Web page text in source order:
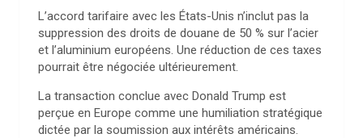
L’accord tarifaire avec les États-Unis n’inclut pas la
suppression des droits de douane de 50 % sur l’acier
et l’aluminium européens. Une réduction de ces taxes
pourrait être négociée ultérieurement.
La transaction conclue avec Donald Trump est
perçue en Europe comme une humiliation stratégique
dictée par la soumission aux intérêts américains.